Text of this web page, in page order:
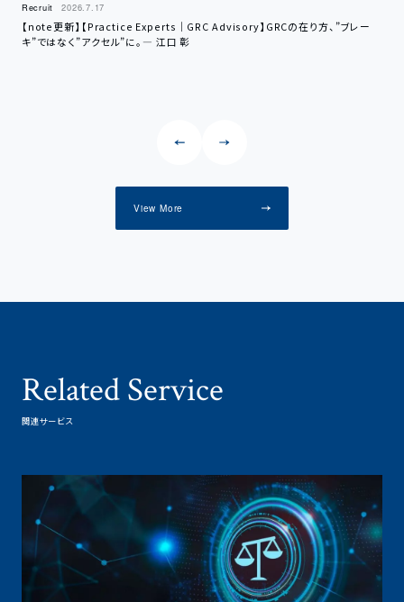
Recruit 2026.7.17
【note更新】【Practice Experts｜GRC Advisory】GRCの在り方、”ブレー
キ”ではなく”アクセル”に。— 江口 彰
View More
Related Service
関連サービス